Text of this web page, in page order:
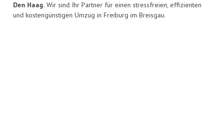
Den Haag. Wir sind Ihr Partner für einen stressfreien, effizienten
und kostengünstigen Umzug in Freiburg im Breisgau.